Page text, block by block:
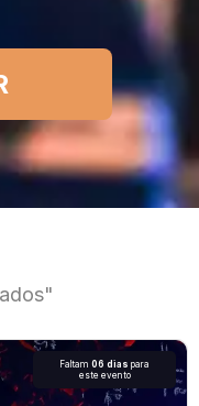
Faltam 06 dias para
este evento